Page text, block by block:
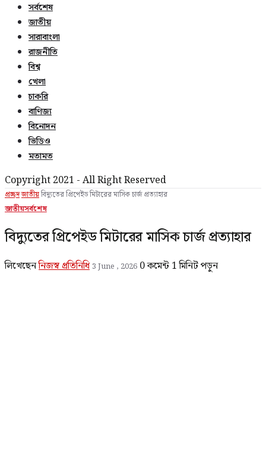
সর্বশেষ
জাতীয়
সারাবাংলা
রাজনীতি
বিশ্ব
খেলা
চাকরি
বাণিজ্য
বিনোদন
ভিডিও
মতামত
Copyright 2021 - All Right Reserved
প্রচ্ছদজাতীয়বিদ্যুতের প্রিপেইড মিটারের মাসিক চার্জ প্রত্যাহার
জাতীয়সর্বশেষ
বিদ্যুতের প্রিপেইড মিটারের মাসিক চার্জ প্রত্যাহার
লিখেছেননিজস্ব প্রতিনিধি 3 June , 2026 0 কমেন্ট 1 মিনিট পড়ুন